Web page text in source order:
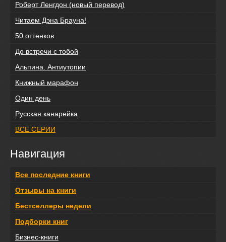
Роберт Ленгдон (новый перевод)
Читаем Дэна Брауна!
50 оттенков
До встречи с тобой
Альпина. Антиутопии
Книжный марафон
Один день
Русская канарейка
ВСЕ СЕРИИ
Навигация
Все последние книги
Отзывы на книги
Бестселлеры недели
Подборки книг
Бизнес-книги